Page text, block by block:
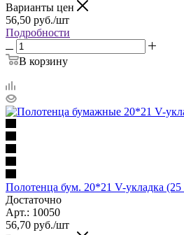
Варианты цен
56,50 руб./шт
Подробности
В корзину
Полотенца бум. 20*21 V-укладка (25
Достаточно
Арт.: 10050
56,70 руб./шт